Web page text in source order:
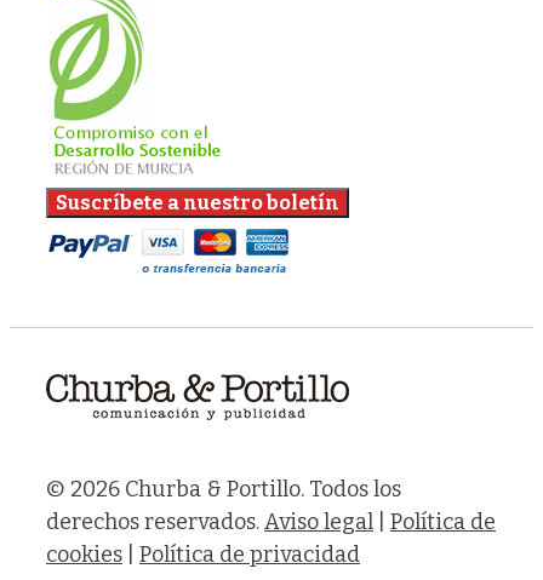
© 2026 Churba & Portillo. Todos los
derechos reservados.Aviso legal
Política de
cookies
Política de privacidad